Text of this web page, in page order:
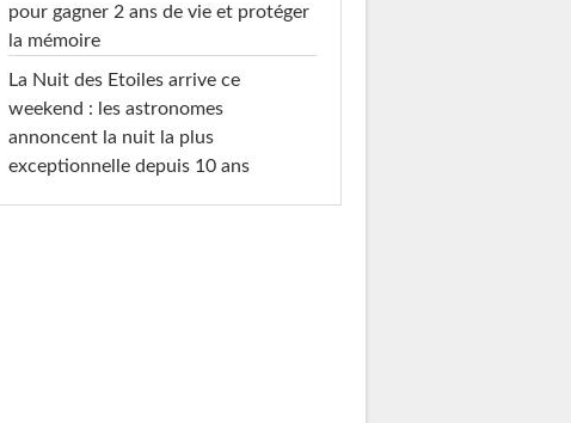
pour gagner 2 ans de vie et protéger
la mémoire
La Nuit des Etoiles arrive ce
weekend : les astronomes
annoncent la nuit la plus
exceptionnelle depuis 10 ans